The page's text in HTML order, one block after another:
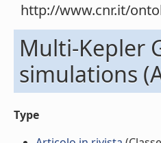
http://www.cnr.it/
Multi-Kepler
simulations
Type